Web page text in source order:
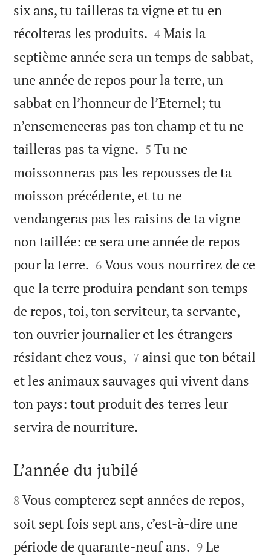
six ans, tu tailleras ta vigne et tu en
récolteras les produits. 

4 Mais la
septième année sera un temps de sabbat,
une année de repos pour la terre, un
sabbat en l’honneur de l’Eternel; tu
n’ensemenceras pas ton champ et tu ne
tailleras pas ta vigne. 

5 Tu ne
moissonneras pas les repousses de ta
moisson précédente, et tu ne
vendangeras pas les raisins de ta vigne
non taillée: ce sera une année de repos
pour la terre. 

6 Vous vous nourrirez de ce
que la terre produira pendant son temps
de repos, toi, ton serviteur, ta servante,
ton ouvrier journalier et les étrangers
résidant chez vous, 

7 ainsi que ton bétail
et les animaux sauvages qui vivent dans
ton pays: tout produit des terres leur
servira de nourriture.

L’année du jubilé

8 Vous compterez sept années de repos,
soit sept fois sept ans, c’est-à-dire une
période de quarante-neuf ans. 

9 Le